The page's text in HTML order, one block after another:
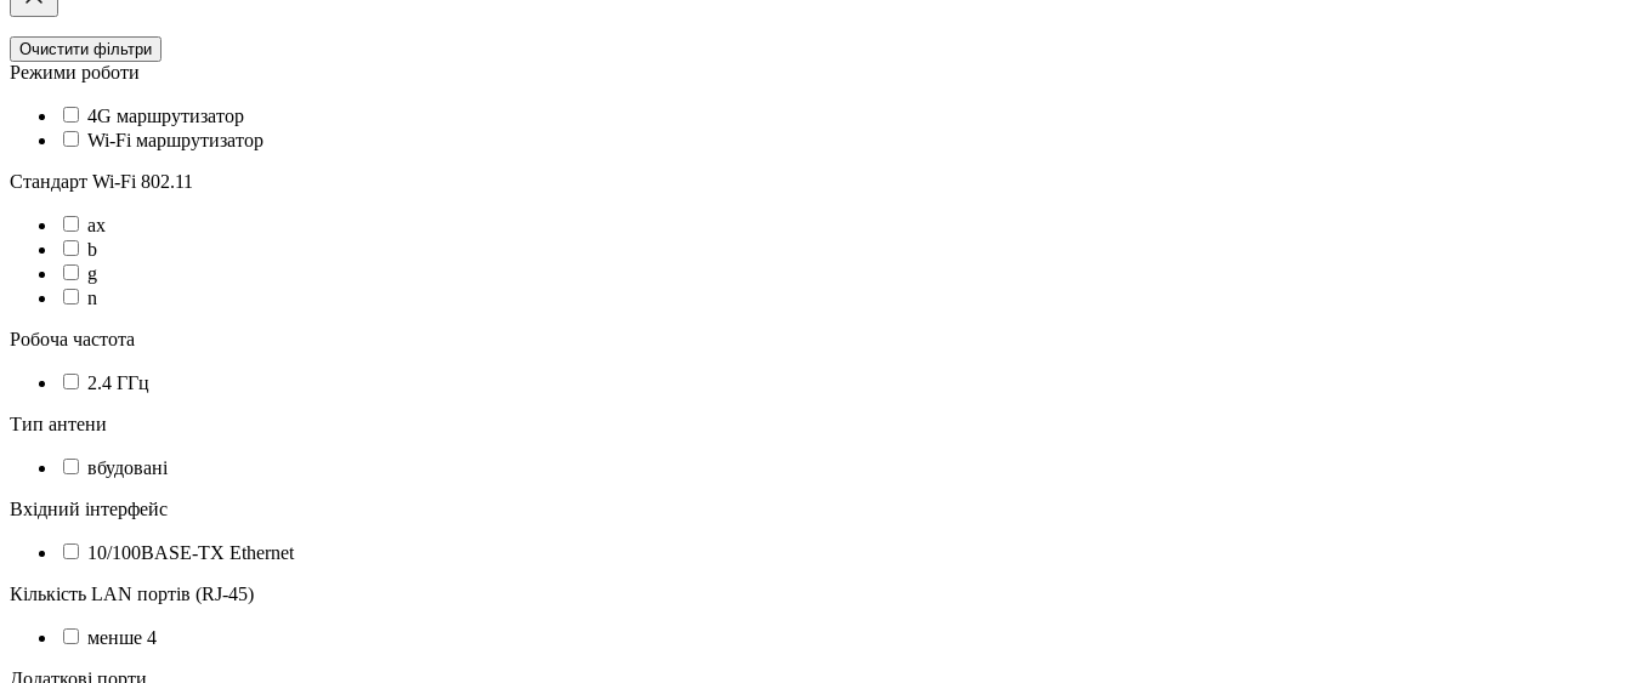
Очистити фільтри
Режими роботи
4G маршрутизатор
Wi-Fi маршрутизатор
Стандарт Wi-Fi 802.11
ax
b
g
n
Робоча частота
2.4 ГГц
Тип антени
вбудовані
Вхідний інтерфейс
10/100BASE-TX Ethernet
Кількість LAN портів (RJ-45)
менше 4